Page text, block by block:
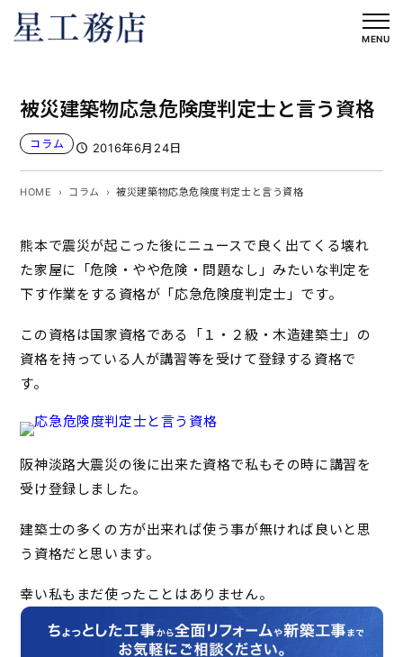
MENU
被災建築物応急危険度判定士と言う資格
コラム 2016年6月24日
HOME コラム 被災建築物応急危険度判定士と言う資格
熊本で震災が起こった後にニュースで良く出てくる壊れ
た家屋に「危険・やや危険・問題なし」みたいな判定を
下す作業をする資格が「応急危険度判定士」です。
この資格は国家資格である「１・２級・木造建築士」の
資格を持っている人が講習等を受けて登録する資格で
す。
阪神淡路大震災の後に出来た資格で私もその時に講習を
受け登録しました。
建築士の多くの方が出来れば使う事が無ければ良いと思
う資格だと思います。
幸い私もまだ使ったことはありません。